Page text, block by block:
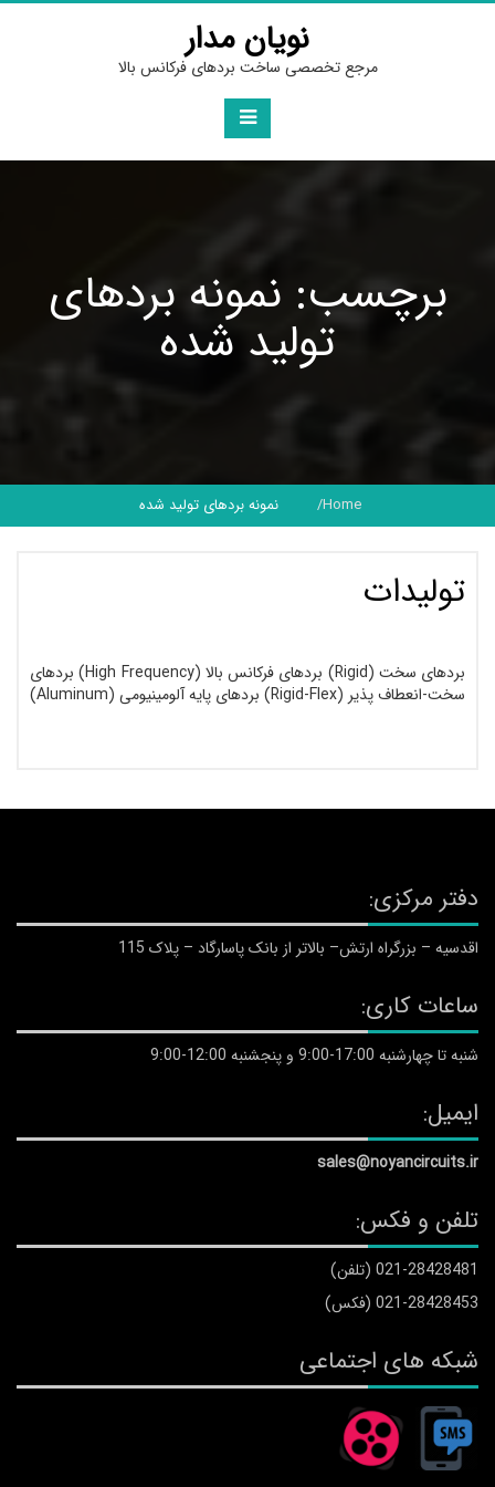
Skip
نویان مدار
مرجع تخصصی ساخت بردهای فرکانس بالا
برچسب: نمونه بردهای
تولید شده
Home نمونه بردهای تولید شده
تولیدات
بردهای سخت (Rigid) بردهای فرکانس بالا (High Frequency) بردهای
سخت-انعطاف پذیر (Rigid-Flex) بردهای پایه آلومینیومی (Aluminum)
دفتر مرکزی:
اقدسیه – بزرگراه ارتش– بالاتر از بانک پاسارگاد – پلاک 115
ساعات کاری:
شنبه تا چهارشنبه 17:00-9:00 و پنجشنبه 12:00-9:00
ایمیل:
sales@noyancircuits.ir
تلفن و فکس:
021-28428481 (تلفن)
021-28428453 (فکس)
شبکه های اجتماعی